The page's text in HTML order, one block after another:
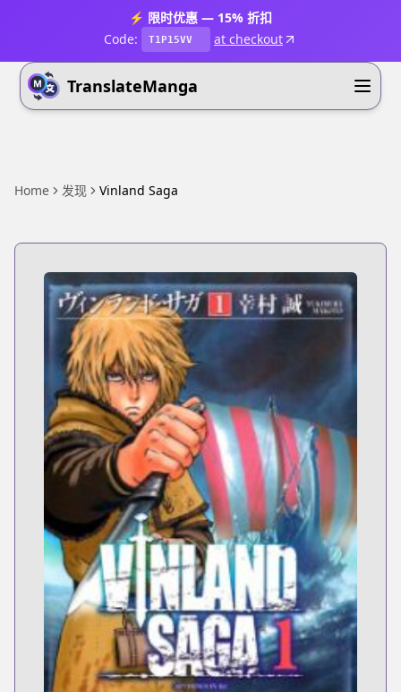
⚡ 限时优惠 — 15% 折扣
Code:
T1P15VV at checkout
TranslateManga
Home 发现 Vinland Saga